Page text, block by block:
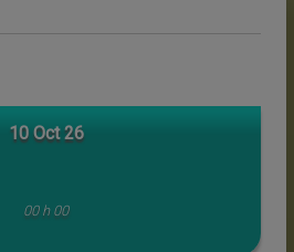
10 Oct 26
00 h 00